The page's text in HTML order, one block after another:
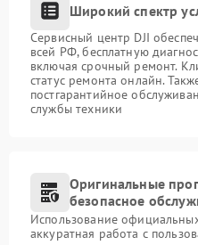
Широкий спектр
Сервисный центр DJI
всей РФ, бесплатную
включая срочный ремонт.
статус ремонта онлайн.
постгарантийное
службы техники
Оригинальные
безопасное
Использование
аккуратная работа с